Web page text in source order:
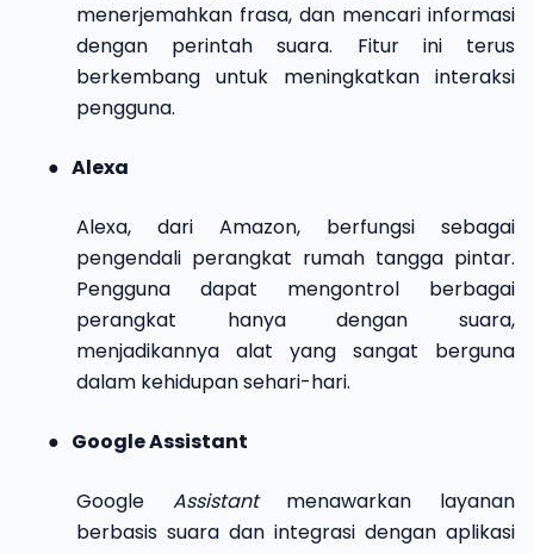
menerjemahkan frasa, dan mencari informasi
dengan perintah suara. Fitur ini terus
berkembang untuk meningkatkan interaksi
pengguna.
● Alexa
Alexa, dari Amazon, berfungsi sebagai
pengendali perangkat rumah tangga pintar.
Pengguna dapat mengontrol berbagai
perangkat hanya dengan suara,
menjadikannya alat yang sangat berguna
dalam kehidupan sehari-hari.
● Google Assistant
Google Assistantmenawarkan layanan
berbasis suara dan integrasi dengan aplikasi